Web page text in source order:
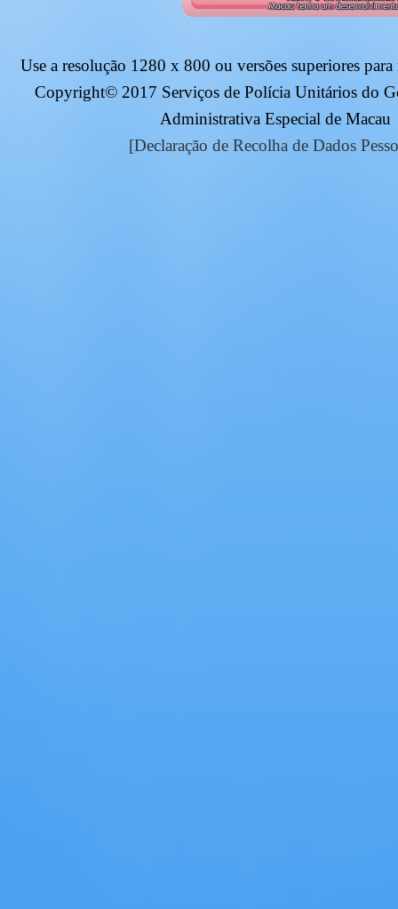
Use a resolução 1280 x 800 ou versões superiores
Copyright© 2017 Serviços de Polícia Unitários do
Administrativa Especial de Macau
[Declaração de Recolha de Dados